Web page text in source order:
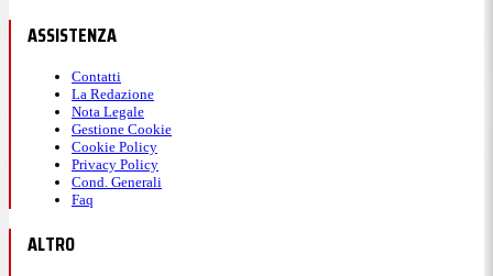
ASSISTENZA
Contatti
La Redazione
Nota Legale
Gestione Cookie
Cookie Policy
Privacy Policy
Cond. Generali
Faq
ALTRO